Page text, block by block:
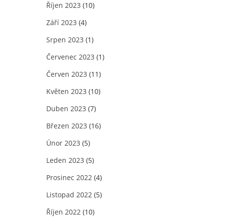
Říjen 2023 (10)
Září 2023 (4)
Srpen 2023 (1)
Červenec 2023 (1)
Červen 2023 (11)
Květen 2023 (10)
Duben 2023 (7)
Březen 2023 (16)
Únor 2023 (5)
Leden 2023 (5)
Prosinec 2022 (4)
Listopad 2022 (5)
Říjen 2022 (10)